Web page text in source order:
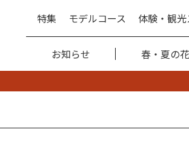
特集 モデルコース 体験・観
お知らせ 春・夏の